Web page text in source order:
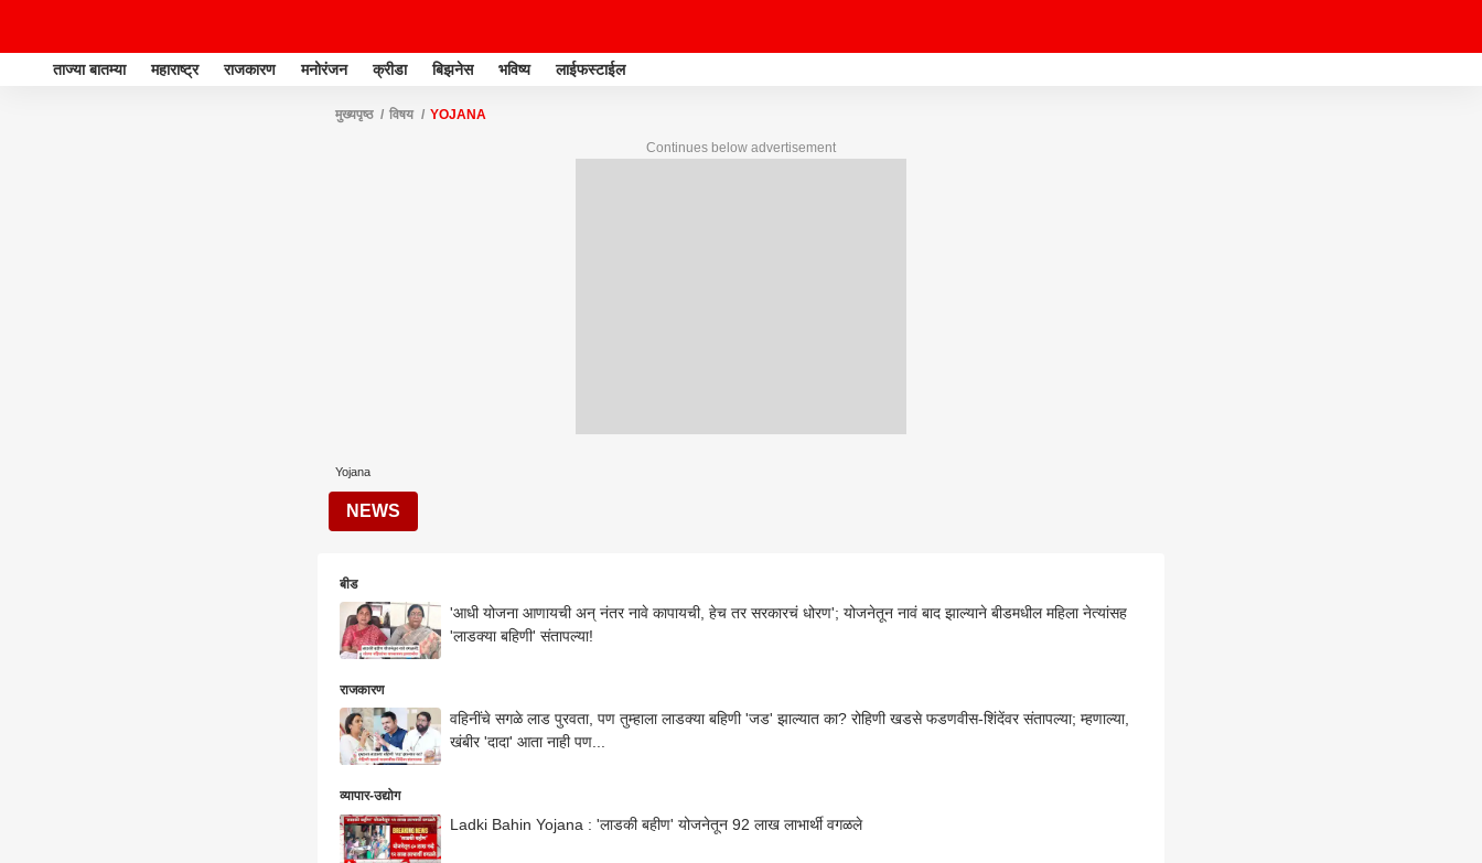
ताज्या बातम्या महाराष्ट्र राजकारण मनोरंजन क्रीडा बिझनेस भविष्य लाईफस्टाईल
मुख्यपृष्ठ विषय YOJANA
Continues below advertisement
Yojana
NEWS
बीड
'आधी योजना आणायची अन् नंतर नावे कापायची, हेच तर सरकारचं धोरण'; योजनेतून नावं बाद झाल्याने बीडमधील महिला नेत्यांसह
'लाडक्या बहिणी' संतापल्या!
राजकारण
वहिनींचे सगळे लाड पुरवता, पण तुम्हाला लाडक्या बहिणी 'जड' झाल्यात का? रोहिणी खडसे फडणवीस-शिंदेंवर संतापल्या; म्हणाल्या,
खंबीर 'दादा' आता नाही पण...
व्यापार-उद्योग
Ladki Bahin Yojana : 'लाडकी बहीण' योजनेतून 92 लाख लाभार्थी वगळले